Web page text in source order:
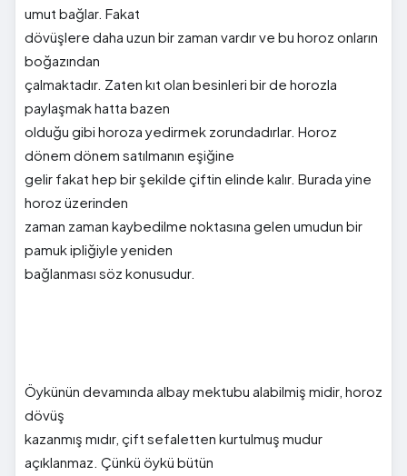
umut bağlar. Fakat
dövüşlere daha uzun bir zaman vardır ve bu horoz onların
boğazından
çalmaktadır. Zaten kıt olan besinleri bir de horozla
paylaşmak hatta bazen
olduğu gibi horoza yedirmek zorundadırlar. Horoz
dönem dönem satılmanın eşiğine
gelir fakat hep bir şekilde çiftin elinde kalır. Burada yine
horoz üzerinden
zaman zaman kaybedilme noktasına gelen umudun bir
pamuk ipliğiyle yeniden
bağlanması söz konusudur.
Öykünün devamında albay mektubu alabilmiş midir, horoz
dövüş
kazanmış mıdır, çift sefaletten kurtulmuş mudur
açıklanmaz. Çünkü öykü bütün